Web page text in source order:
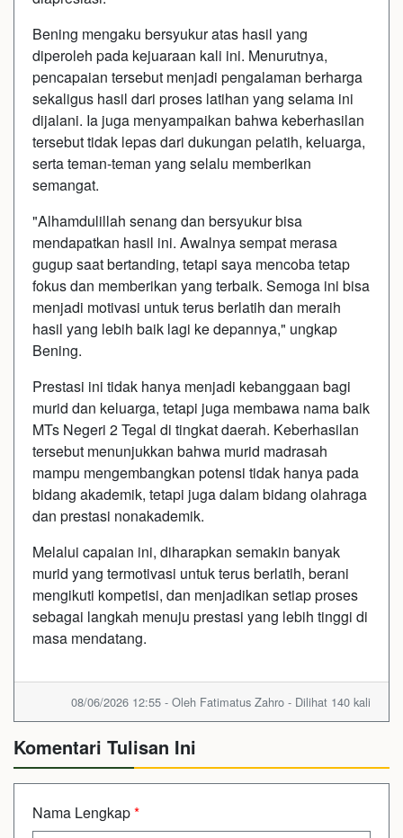
Bening mengaku bersyukur atas hasil yang
diperoleh pada kejuaraan kali ini. Menurutnya,
pencapaian tersebut menjadi pengalaman berharga
sekaligus hasil dari proses latihan yang selama ini
dijalani. Ia juga menyampaikan bahwa keberhasilan
tersebut tidak lepas dari dukungan pelatih, keluarga,
serta teman-teman yang selalu memberikan
semangat.
"Alhamdulillah senang dan bersyukur bisa
mendapatkan hasil ini. Awalnya sempat merasa
gugup saat bertanding, tetapi saya mencoba tetap
fokus dan memberikan yang terbaik. Semoga ini bisa
menjadi motivasi untuk terus berlatih dan meraih
hasil yang lebih baik lagi ke depannya," ungkap
Bening.
Prestasi ini tidak hanya menjadi kebanggaan bagi
murid dan keluarga, tetapi juga membawa nama baik
MTs Negeri 2 Tegal di tingkat daerah. Keberhasilan
tersebut menunjukkan bahwa murid madrasah
mampu mengembangkan potensi tidak hanya pada
bidang akademik, tetapi juga dalam bidang olahraga
dan prestasi nonakademik.
Melalui capaian ini, diharapkan semakin banyak
murid yang termotivasi untuk terus berlatih, berani
mengikuti kompetisi, dan menjadikan setiap proses
sebagai langkah menuju prestasi yang lebih tinggi di
masa mendatang.
08/06/2026 12:55 - Oleh Fatimatus Zahro - Dilihat 140 kali
Komentari Tulisan Ini
Nama Lengkap*